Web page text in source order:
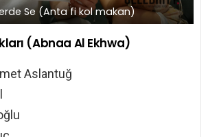
Se (Anta fi kol makan)
(Abnaa Al Ekhwa)
Aslantuğ